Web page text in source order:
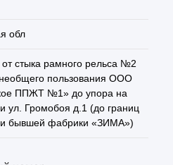
обл
от стыка рамного рельса №2
пользования ООО
ППЖТ №1» до упора на
ул. Громобоя д.1 (до границ
бывшей фабрики «ЗИМА»)